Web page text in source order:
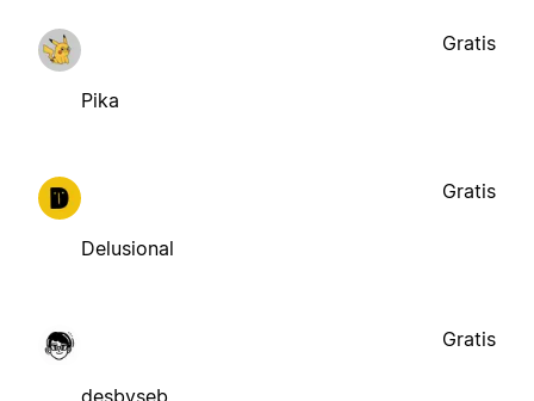
Pika
Gratis
Delusional
Gratis
desbyseb
Gratis